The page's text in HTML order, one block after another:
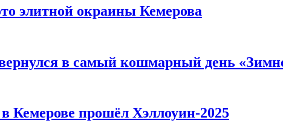
элитной окраины Кемерова
в самый кошмарный день
Кемерове прошёл Хэллоуин-2025